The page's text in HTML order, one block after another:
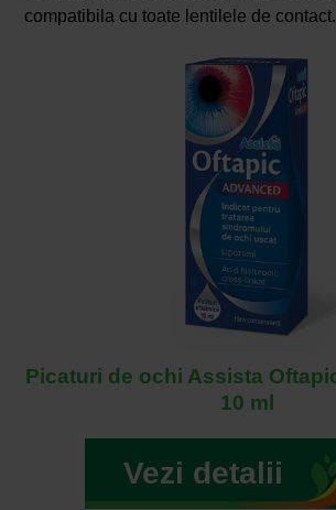
compatibila cu toate lentilele de contact.
Picaturi de ochi Assista
10 ml
Vezi detalii